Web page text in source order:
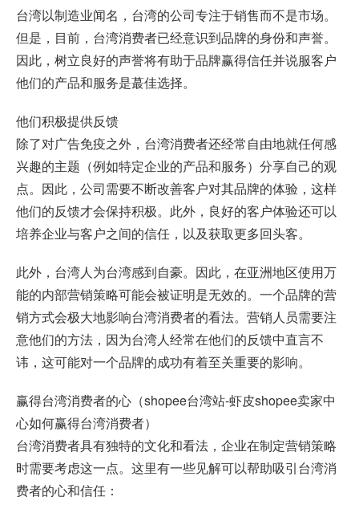
台湾以制造业闻名，台湾的公司专注于销售而不是市场。
但是，目前，台湾消费者已经意识到品牌的身份和声誉。
因此，树立良好的声誉将有助于品牌赢得信任并说服客户
他们的产品和服务是蕞佳选择。
他们积极提供反馈
除了对广告免疫之外，台湾消费者还经常自由地就任何感
兴趣的主题（例如特定企业的产品和服务）分享自己的观
点。因此，公司需要不断改善客户对其品牌的体验，这样
他们的反馈才会保持积极。此外，良好的客户体验还可以
培养企业与客户之间的信任，以及获取更多回头客。
此外，台湾人为台湾感到自豪。因此，在亚洲地区使用万
能的内部营销策略可能会被证明是无效的。一个品牌的营
销方式会极大地影响台湾消费者的看法。营销人员需要注
意他们的方法，因为台湾人经常在他们的反馈中直言不
讳，这可能对一个品牌的成功有着至关重要的影响。
赢得台湾消费者的心（shopee台湾站-虾皮shopee卖家中
心如何赢得台湾消费者）
台湾消费者具有独特的文化和看法，企业在制定营销策略
时需要考虑这一点。这里有一些见解可以帮助吸引台湾消
费者的心和信任：